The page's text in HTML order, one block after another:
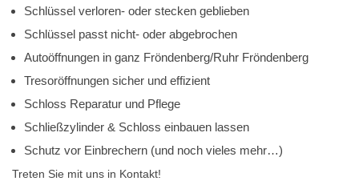
Schlüssel verloren- oder stecken geblieben
Schlüssel passt nicht- oder abgebrochen
Autoöffnungen in ganz Fröndenberg/Ruhr Fröndenberg
Tresoröffnungen sicher und effizient
Schloss Reparatur und Pflege
Schließzylinder & Schloss einbauen lassen
Schutz vor Einbrechern (und noch vieles mehr…)
Treten Sie mit uns in Kontakt!